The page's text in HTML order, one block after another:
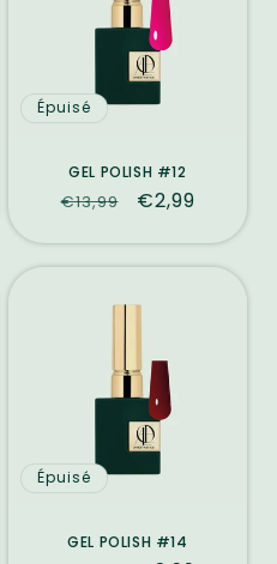
Épuisé
GEL POLISH #12
Prix
€13,99
Prix
€2,99
Épuisé
GEL POLISH #14